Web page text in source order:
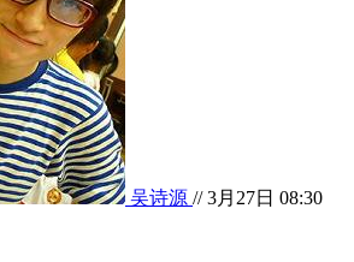
吴诗源 // 3月27日 08:30